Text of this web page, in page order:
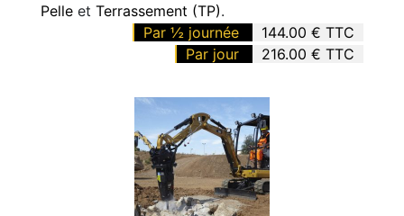
Pelle et Terrassement (TP).
Par ½ journée
144.00 € TTC
Par jour
216.00 € TTC